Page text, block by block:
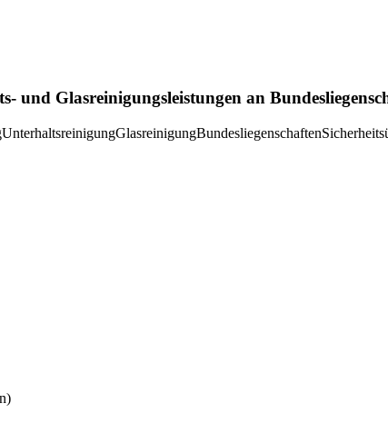
und Glasreinigungsleistungen an
UnterhaltsreinigungGlasreinigungBundesliegenschaften